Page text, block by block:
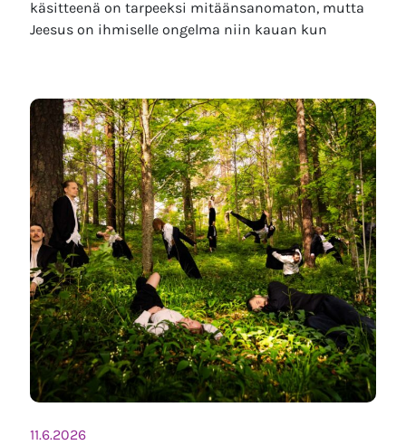
käsitteenä on tarpeeksi mitäänsanomaton, mutta
Jeesus on ihmiselle ongelma niin kauan kun
11.6.2026